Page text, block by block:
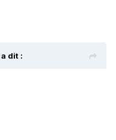
a dit :